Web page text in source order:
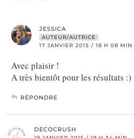
JESSICA
AUTEUR/AUTRICE
17 JANVIER 2015 / 18 H 08 MIN
Avec plaisir !
A très bientôt pour les résultats :)
RÉPONDRE
DECOCRUSH